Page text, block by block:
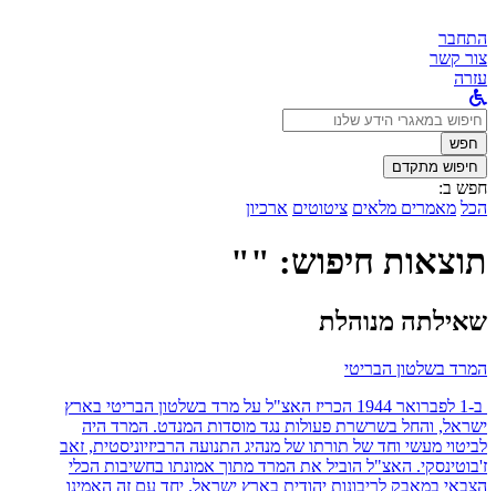
התחבר
צור קשר
עזרה
לחפש
ב:חפש
חיפוש מתקדם
חפש ב:
הכל מאמרים מלאים ציטוטים ארכיון
תוצאות חיפוש: ""
שאילתה מנוהלת
המרד בשלטון הבריטי
ב-1 לפברואר 1944 הכריז האצ"ל על מרד בשלטון הבריטי בארץ
ישראל, והחל בשרשרת פעולות נגד מוסדות המנדט. המרד היה
לביטוי מעשי וחד של תורתו של מנהיג התנועה הרביזיוניסטית, זאב
ז'בוטינסקי. האצ"ל הוביל את המרד מתוך אמונתו בחשיבות הכלי
הצבאי במאבק לריבונות יהודית בארץ ישראל. יחד עם זה האמינו